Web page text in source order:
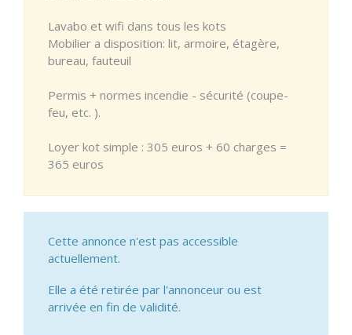
Lavabo et wifi dans tous les kots
Mobilier a disposition: lit, armoire, étagère,
bureau, fauteuil
Permis + normes incendie - sécurité (coupe-
feu, etc. ).
Loyer kot simple : 305 euros + 60 charges =
365 euros
Cette annonce n'est pas accessible
actuellement.
Elle a été retirée par l'annonceur ou est
arrivée en fin de validité.